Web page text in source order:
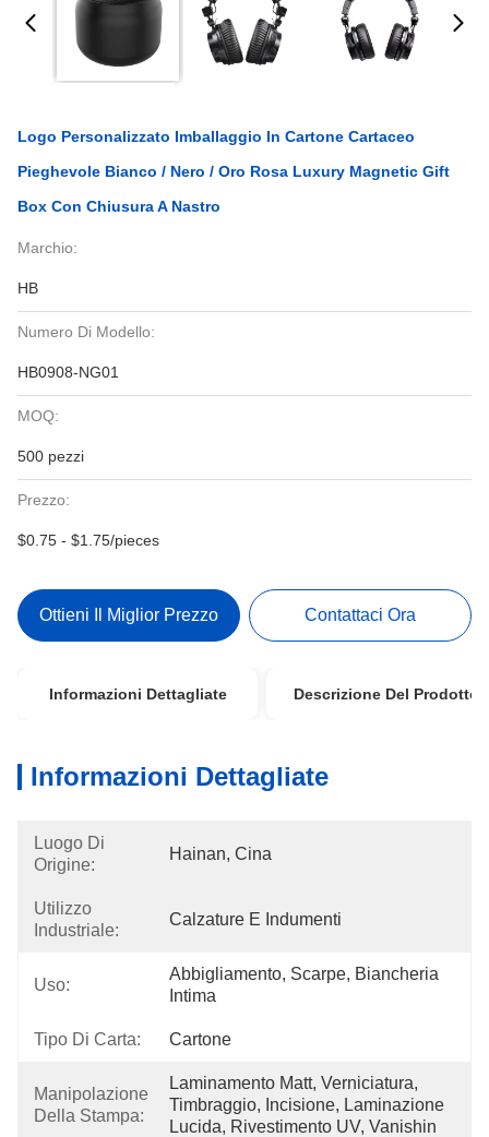
Logo Personalizzato Imballaggio In Cartone Cartaceo
Pieghevole Bianco / Nero / Oro Rosa Luxury Magnetic Gift
Box Con Chiusura A Nastro
Marchio:
HB
Numero Di Modello:
HB0908-NG01
MOQ:
500 pezzi
Prezzo:
$0.75 - $1.75/pieces
Ottieni Il Miglior Prezzo Contattaci Ora
Informazioni Dettagliate Descrizione Del Prodotto
Informazioni Dettagliate
Luogo Di
Origine:
Hainan, Cina
Utilizzo
Industriale:
Calzature E Indumenti
Uso:
Abbigliamento, Scarpe, Biancheria
Intima
Tipo Di Carta: Cartone
Manipolazione
Della Stampa:
Laminamento Matt, Verniciatura,
Timbraggio, Incisione, Laminazione
Lucida, Rivestimento UV, Vanishin